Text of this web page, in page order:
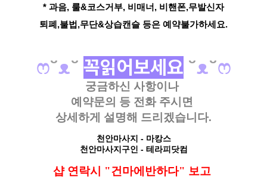
* 과음, 룰&코스거부, 비매너, 비핸폰,무발신자
퇴폐,불법,무단&상습캔슬 등은 예약불가하세요.
ෆ˘ᴥ˘ 꼭읽어보세요 ˘ᴥ˘ෆ
궁금하신 사항이나
예약문의 등 전화 주시면
상세하게 설명해 드리겠습니다.
천안마사지 - 마캉스
천안마사지구인 - 테라피닷컴
샵 연락시 "건마에반하다" 보고